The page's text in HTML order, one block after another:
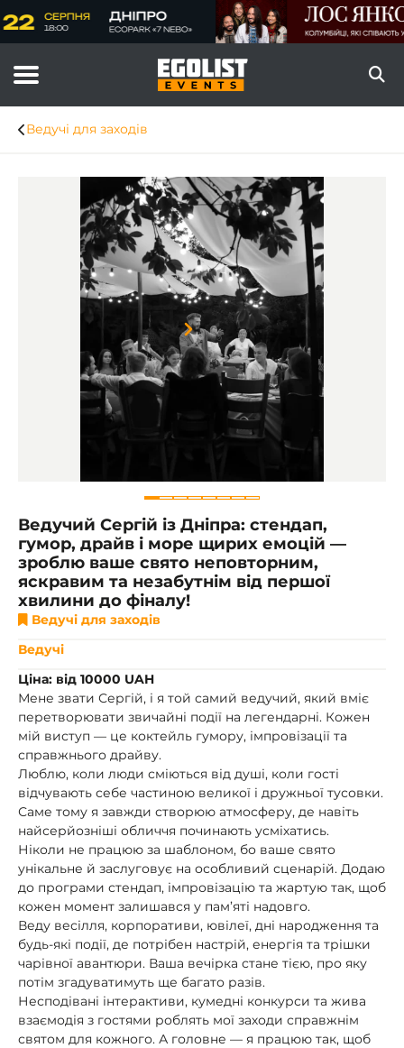
Ведучі для заходів
Item
1
of
Ведучий Сергій із Дніпра: стендап,
гумор, драйв і море щирих емоцій —
зроблю ваше свято неповторним,
яскравим та незабутнім від першої
хвилини до фіналу!
Ведучі для заходів
Ведучі
Ціна: від 10000 UAH
Мене звати Сергій, і я той самий ведучий, який вміє
перетворювати звичайні події на легендарні. Кожен
мій виступ — це коктейль гумору, імпровізації та
справжнього драйву.
Люблю, коли люди сміються від душі, коли гості
відчувають себе частиною великої і дружньої тусовки.
Саме тому я завжди створюю атмосферу, де навіть
найсерйозніші обличчя починають усміхатись.
Ніколи не працюю за шаблоном, бо ваше свято
унікальне й заслуговує на особливий сценарій. Додаю
до програми стендап, імпровізацію та жартую так, щоб
кожен момент залишався у пам’яті надовго.
Веду весілля, корпоративи, ювілеї, дні народження та
будь-які події, де потрібен настрій, енергія та трішки
чарівної авантюри. Ваша вечірка стане тією, про яку
потім згадуватимуть ще багато разів.
Несподівані інтерактиви, кумедні конкурси та жива
взаємодія з гостями роблять мої заходи справжнім
святом для кожного. А головне — я працюю так, щоб